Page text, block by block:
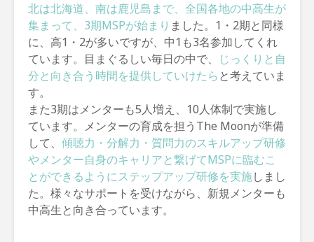
北は北海道、南は鹿児島まで、全国各地の中高生が
集まって、3期MSPが始まり ました。1・2期と同様
に、高1・2が多いですが、中1も3名参加してくれ
ています。目まぐるしい毎日の中で、
じっくりと自
分と向き合う時間を提供していけたら と考えていま
す。
また3期はメンターも5人増え、10人体制で実施し
ています。メンターの育成を担うThe Moonが準備
して、 傾聴力・分解力・質問力のスキルアップ研修
やメンター自身のキャリアと繋げてMSPに臨むこ
とができるようにステップアップ研修を実施しまし
た。様々なサポートを受けながら、新規メンターも
中高生と向き合っています。